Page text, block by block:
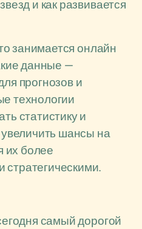
и как развивается
занимается онлайн
данные —
прогнозов и
технологии
статистику и
шансы на
их более
самый дорогой